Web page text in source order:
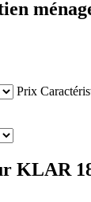
Prix
KLAR